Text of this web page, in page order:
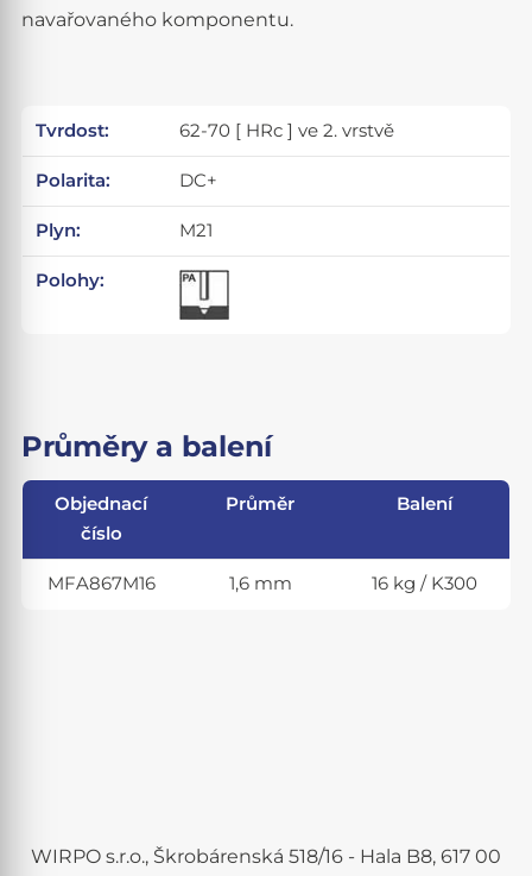
navařovaného komponentu.
Tvrdost: 62-70 [ HRc ] ve 2. vrstvě
Polarita: DC+
Plyn: M21
Polohy:
Průměry a balení
Objednací
číslo
Průměr Balení
MFA867M16 1,6 mm 16 kg / K300
WIRPO s.r.o., Škrobárenská 518/16 - Hala B8, 617 00